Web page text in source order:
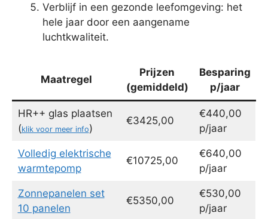
Verblijf in een gezonde leefomgeving: het
hele jaar door een aangename
luchtkwaliteit.
Maatregel
Prijzen
(gemiddeld)
Besparing
p/jaar
HR++ glas plaatsen
(klik voor meer info)
€3425,00
€440,00
p/jaar
Volledig elektrische
warmtepomp
€10725,00
€640,00
p/jaar
Zonnepanelen set
10 panelen
€5350,00
€530,00
p/jaar